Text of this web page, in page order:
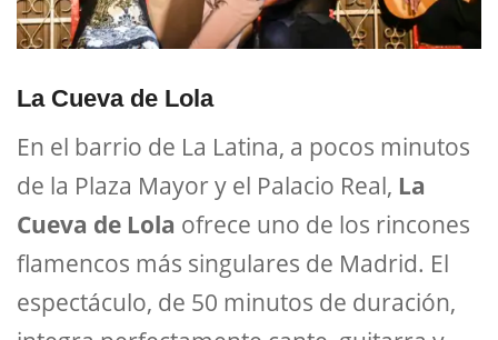
La Cueva de Lola
En el barrio de La Latina, a pocos minutos
de la Plaza Mayor y el Palacio Real, La
Cueva de Lola ofrece uno de los rincones
flamencos más singulares de Madrid. El
espectáculo, de 50 minutos de duración,